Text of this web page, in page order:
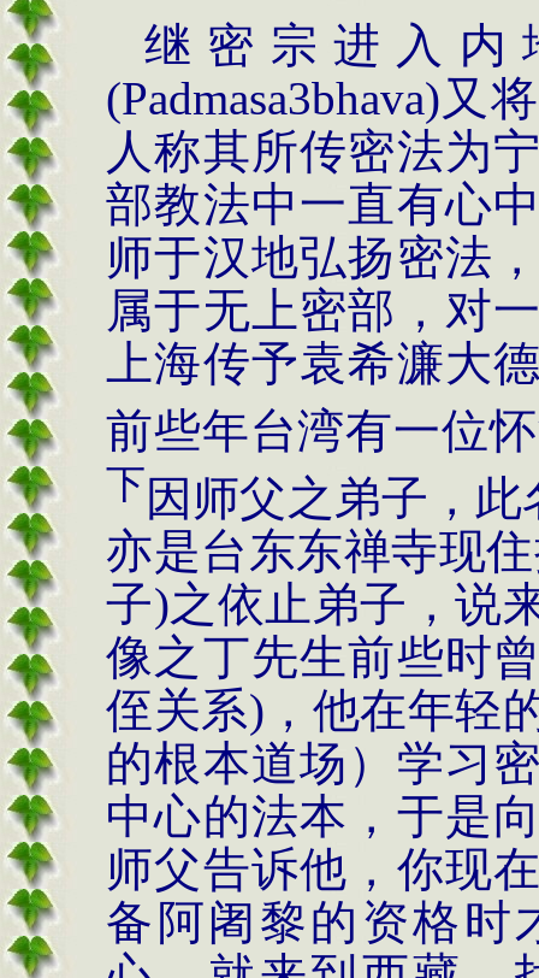
继密宗进入内
(Padmasa3bhava)又
人称其所传密法为
部教法中一直有心
师于汉地弘扬密法
属于无上密部，对
上海传予袁希濂大
前些年台湾有一位
下因师父之弟子，此
亦是台东东禅寺现
子)之依止弟子，说
像之丁先生前些时
侄关系) ，他在年轻
的根本道场）学习
中心的法本，于是
师父告诉他，你现
备阿阇黎的资格时